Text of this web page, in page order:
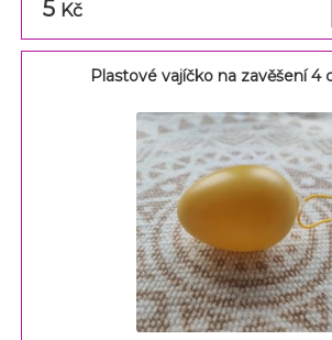
5 Kč
Plastové vajíčko na zavěšení 4